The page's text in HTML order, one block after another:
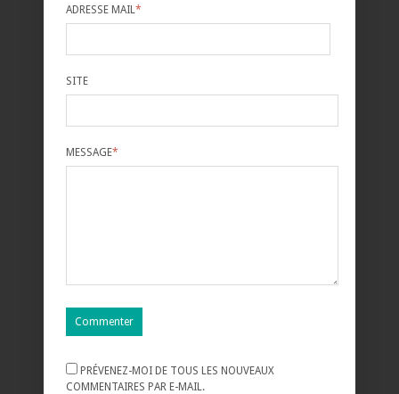
ADRESSE MAIL *
SITE
MESSAGE*
PRÉVENEZ-MOI DE TOUS LES NOUVEAUX
COMMENTAIRES PAR E-MAIL.